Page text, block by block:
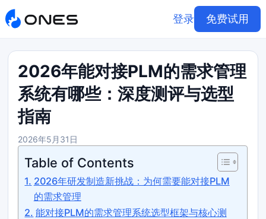
登录 免费试用
2026年能对接PLM的需求管理
系统有哪些：深度测评与选型
指南
2026年5月31日
Table of Contents
2026年研发制造新挑战：为何需要能对接PLM
的需求管理
能对接PLM的需求管理系统选型框架与核心测